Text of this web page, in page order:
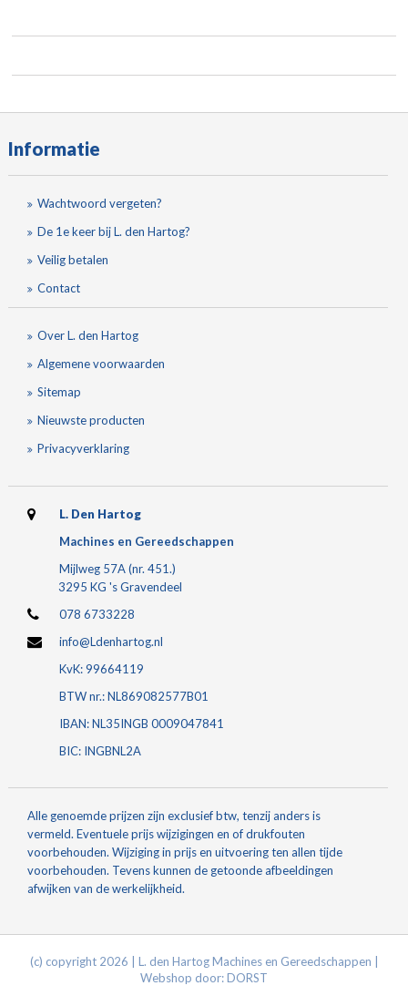
Informatie
Wachtwoord vergeten?
De 1e keer bij L. den Hartog?
Veilig betalen
Contact
Over L. den Hartog
Algemene voorwaarden
Sitemap
Nieuwste producten
Privacyverklaring
L. Den Hartog
Machines en Gereedschappen
Mijlweg 57A (nr. 451.)
3295 KG 's Gravendeel
078 6733228
info@Ldenhartog.nl
KvK: 99664119
BTW nr.: NL869082577B01
IBAN: NL35INGB 0009047841
BIC: INGBNL2A
Alle genoemde prijzen zijn exclusief btw, tenzij anders is
vermeld. Eventuele prijs wijzigingen en of drukfouten
voorbehouden. Wijziging in prijs en uitvoering ten allen tijde
voorbehouden. Tevens kunnen de getoonde afbeeldingen
afwijken van de werkelijkheid.
(c) copyright 2026 | L. den Hartog Machines en Gereedschappen |
Webshop door:DORST